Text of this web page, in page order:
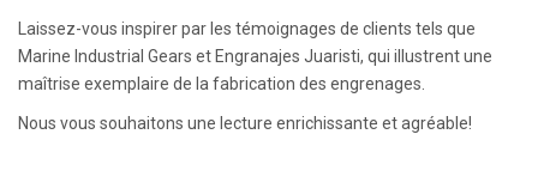
Laissez-vous inspirer par les témoignages de clients tels que
Marine Industrial Gears et Engranajes Juaristi, qui illustrent une
maîtrise exemplaire de la fabrication des engrenages.
Nous vous souhaitons une lecture enrichissante et agréable!